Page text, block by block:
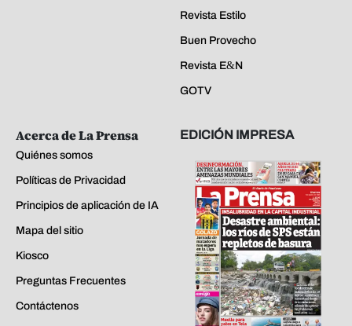
Revista Estilo
Buen Provecho
Revista E&N
GOTV
Acerca de La Prensa
Quiénes somos
Políticas de Privacidad
Principios de aplicación de IA
Mapa del sitio
Kiosco
Preguntas Frecuentes
Contáctenos
EDICIÓN IMPRESA